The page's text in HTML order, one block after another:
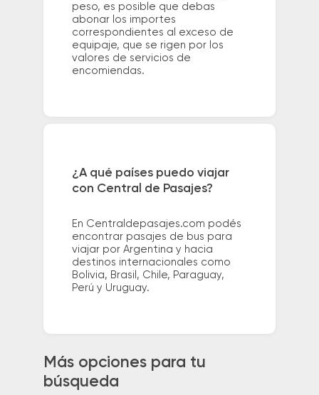
peso, es posible que debas
abonar los importes
correspondientes al exceso de
equipaje, que se rigen por los
valores de servicios de
encomiendas.
¿A qué países puedo viajar
con Central de Pasajes?
En Centraldepasajes.com podés
encontrar pasajes de bus para
viajar por Argentina y hacia
destinos internacionales como
Bolivia, Brasil, Chile, Paraguay,
Perú y Uruguay.
Más opciones para tu
búsqueda